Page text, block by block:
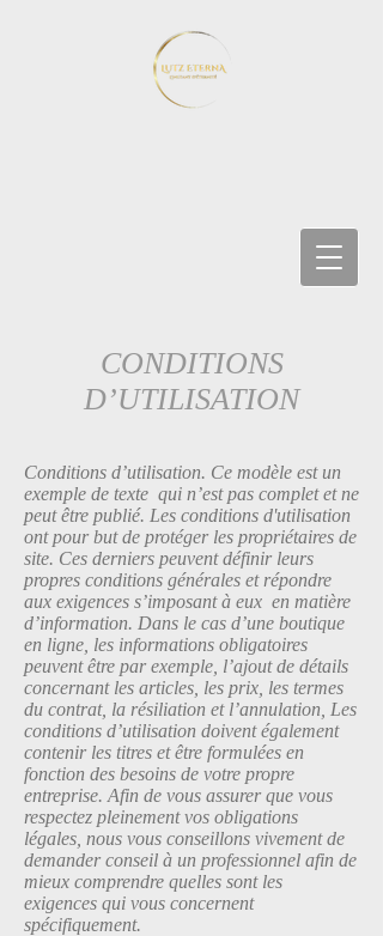
CONDITIONS
D’UTILISATION
Conditions d’utilisation. Ce modèle est un
exemple de texte qui n’est pas complet et ne
peut être publié. Les conditions d'utilisation
ont pour but de protéger les propriétaires de
site. Ces derniers peuvent définir leurs
propres conditions générales et répondre
aux exigences s’imposant à eux en matière
d’information. Dans le cas d’une boutique
en ligne, les informations obligatoires
peuvent être par exemple, l’ajout de détails
concernant les articles, les prix, les termes
du contrat, la résiliation et l’annulation, Les
conditions d’utilisation doivent également
contenir les titres et être formulées en
fonction des besoins de votre propre
entreprise. Afin de vous assurer que vous
respectez pleinement vos obligations
légales, nous vous conseillons vivement de
demander conseil à un professionnel afin de
mieux comprendre quelles sont les
exigences qui vous concernent
spécifiquement.